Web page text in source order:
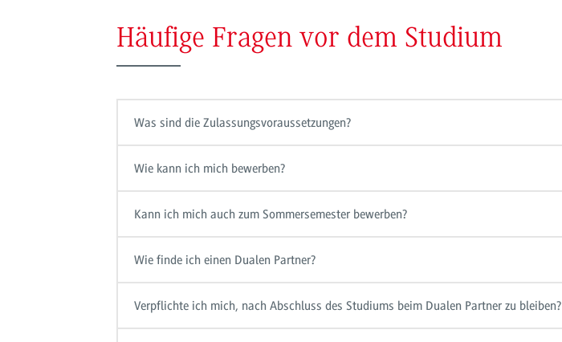
Häufige Fragen vor dem Studium
Was sind die Zulassungsvoraussetzungen?
Wie kann ich mich bewerben?
Kann ich mich auch zum Sommersemester bewerben?
Wie finde ich einen Dualen Partner?
Verpflichte ich mich, nach Abschluss des Studiums beim Dualen Partner zu bleiben?